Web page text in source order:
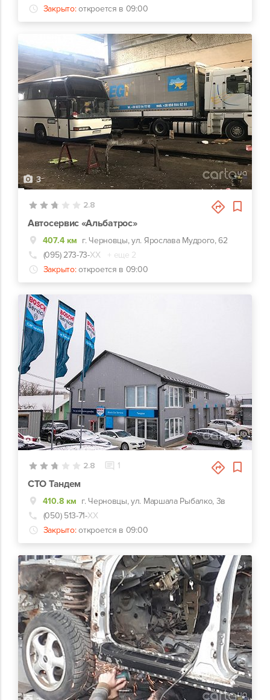
Закрыто: откроется в 09:00
3
2.8
Автосервис «Альбатрос»
407.4 км г. Черновцы, ул. Ярослава Мудрого, 62
(095) 273-73-ХХ
+ еще 2
Закрыто: откроется в 09:00
4
2.8 1
СТО Тандем
410.8 км г. Черновцы, ул. Маршала Рыбалко, 3в
(050) 513-71-ХХ
Закрыто: откроется в 09:00